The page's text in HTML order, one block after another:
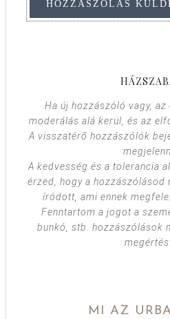
Ha új hozzászóló vagy,
moderálás alá kerül, és az
A visszatérő hozzászólók
A kedvesség és a tolerancia
érzed, hogy a hozzászólásod
íródott, ami ennek
Fenntartom a jogot a
bunkó, stb. hozzászólások
MI AZ